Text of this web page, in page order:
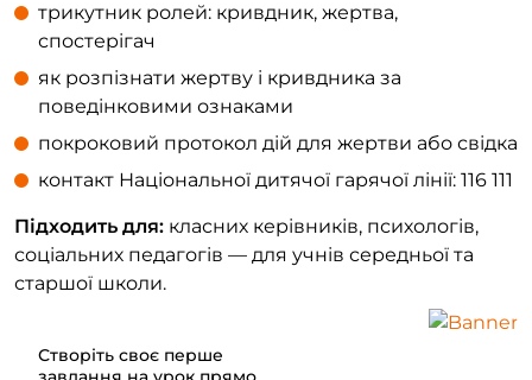
трикутник ролей: кривдник, жертва,
спостерігач
як розпізнати жертву і кривдника за
поведінковими ознаками
покроковий протокол дій для жертви або свідка
контакт Національної дитячої гарячої лінії: 116 111
Підходить для: класних керівників, психологів,
соціальних педагогів — для учнів середньої та
старшої школи.
Створіть своє перше